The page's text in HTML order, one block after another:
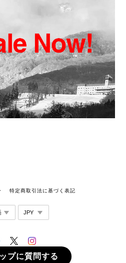
特定商取引法に基づく表記
UNIFORM
プに質問する